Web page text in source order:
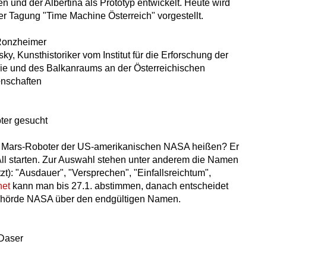
und der Albertina als Prototyp entwickelt. Heute wird
Tagung "Time Machine Österreich" vorgestellt.
Kunsthistoriker vom Institut für die Erforschung der
und des Balkanraums an der Österreichischen
gesucht
Roboter der US-amerikanischen NASA heißen? Er
starten. Zur Auswahl stehen unter anderem die Namen
"Ausdauer", "Versprechen", "Einfallsreichtum",
kann man bis 27.1. abstimmen, danach entscheidet
NASA über den endgültigen Namen.